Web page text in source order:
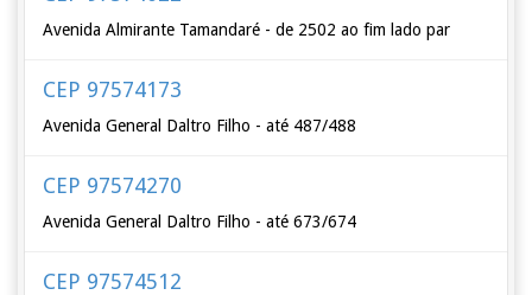
Avenida Almirante Tamandaré - de 2502 ao fim lado par
CEP 97574173
Avenida General Daltro Filho - até 487/488
CEP 97574270
Avenida General Daltro Filho - até 673/674
CEP 97574512